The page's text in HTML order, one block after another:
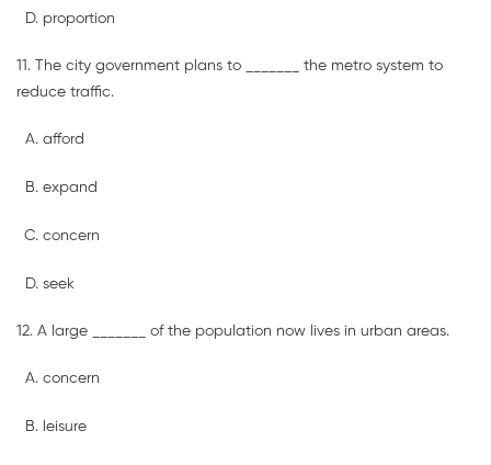
proportion
11. The city government plans to _______ the metro system to
reduce traffic.
afford
expand
concern
seek
12. A large _______ of the population now lives in urban areas.
concern
leisure